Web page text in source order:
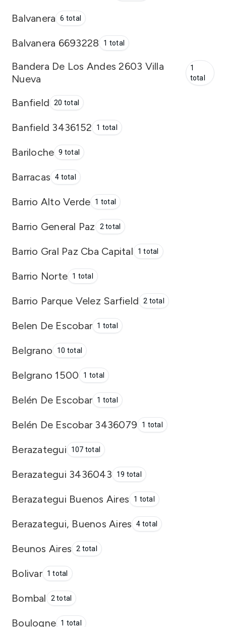
Balvanera 6 total
Balvanera 6693228 1 total
Bandera De Los Andes 2603 Villa
Nueva
1
total
Banfield 20 total
Banfield 3436152 1 total
Bariloche 9 total
Barracas 4 total
Barrio Alto Verde 1 total
Barrio General Paz 2 total
Barrio Gral Paz Cba Capital 1 total
Barrio Norte 1 total
Barrio Parque Velez Sarfield 2 total
Belen De Escobar 1 total
Belgrano 10 total
Belgrano 1500 1 total
Belén De Escobar 1 total
Belén De Escobar 3436079 1 total
Berazategui 107 total
Berazategui 3436043 19 total
Berazategui Buenos Aires 1 total
Berazategui, Buenos Aires 4 total
Beunos Aires 2 total
Bolivar 1 total
Bombal 2 total
Boulogne 1 total